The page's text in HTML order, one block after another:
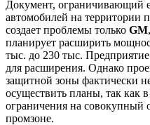
Документ, ограничивающий
автомобилей на территории
создает проблемы только GM
планирует расширить
тыс. до 230 тыс.
для расширения. Однако
защитной зоны фактически
осуществить планы, так как
ограничения на совокупный
промзоне.